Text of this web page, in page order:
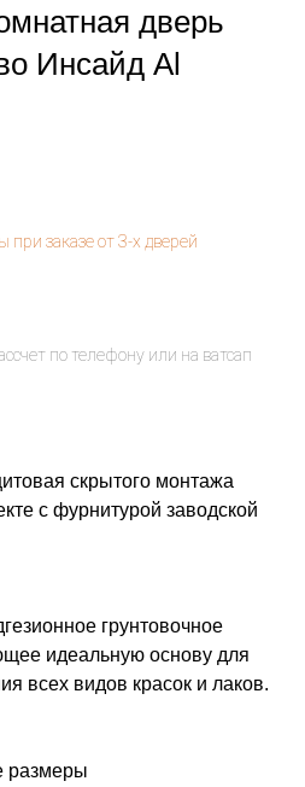
дверь
Инсайд Al
скрытого монтажа
с фурнитурой заводской
грунтовочное
идеальную основу для
всех видов красок и лаков.
размеры